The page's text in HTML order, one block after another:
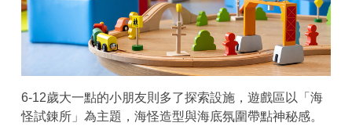
6-12歲大一點的小朋友則多了探索設施，遊戲區以「海
怪試錬所」為主題，海怪造型與海底氛圍帶點神秘感。